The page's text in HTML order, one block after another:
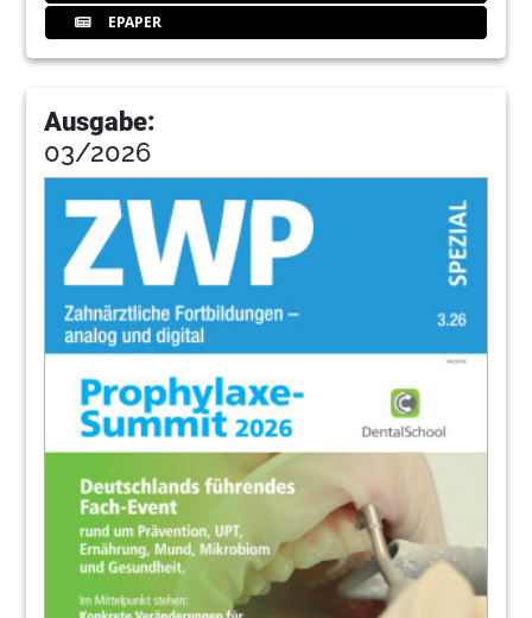
EPAPER
Ausgabe:
03/2026